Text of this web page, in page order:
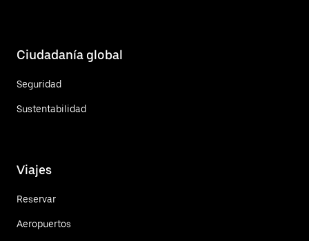
Ciudadanía global
Seguridad
Sustentabilidad
Viajes
Reservar
Aeropuertos